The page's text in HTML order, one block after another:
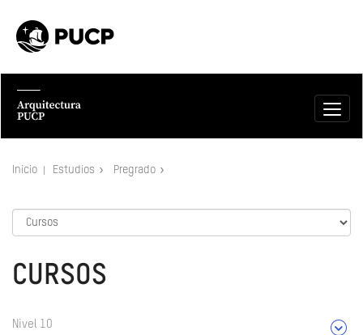
Inicio Estudios Pregrado
CURSOS
Nivel 10